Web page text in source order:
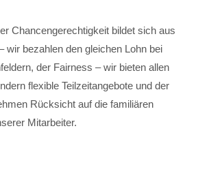
Chancengerechtigkeit bildet sich aus
wir bezahlen den gleichen Lohn bei
der Fairness – wir bieten allen
flexible Teilzeitangebote und der
Rücksicht auf die familiären
Mitarbeiter.